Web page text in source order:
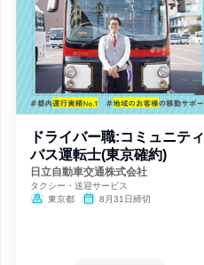
ドライバー職:コミュニティ
バス運転士(東京確約)
日立自動車交通株式会社
タクシー・送迎サービス
東京都
8月31日締切